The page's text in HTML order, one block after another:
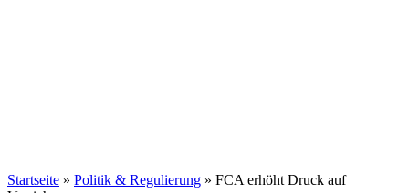
Startseite » Politik & Regulierung » FCA erhöht Druck auf